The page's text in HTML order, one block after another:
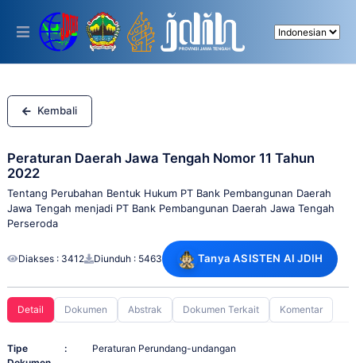
This
includes
accessibility
system.
Kembali
Peraturan Daerah Jawa Tengah Nomor 11 Tahun
2022
Tentang Perubahan Bentuk Hukum PT Bank Pembangunan Daerah
Jawa Tengah menjadi PT Bank Pembangunan Daerah Jawa Tengah
Perseroda
Diakses : 3412 Diunduh : 5463 Tanya ASISTEN AI JDIH
Detail Dokumen Abstrak Dokumen Terkait Komentar
Tipe
: Peraturan Perundang-undangan